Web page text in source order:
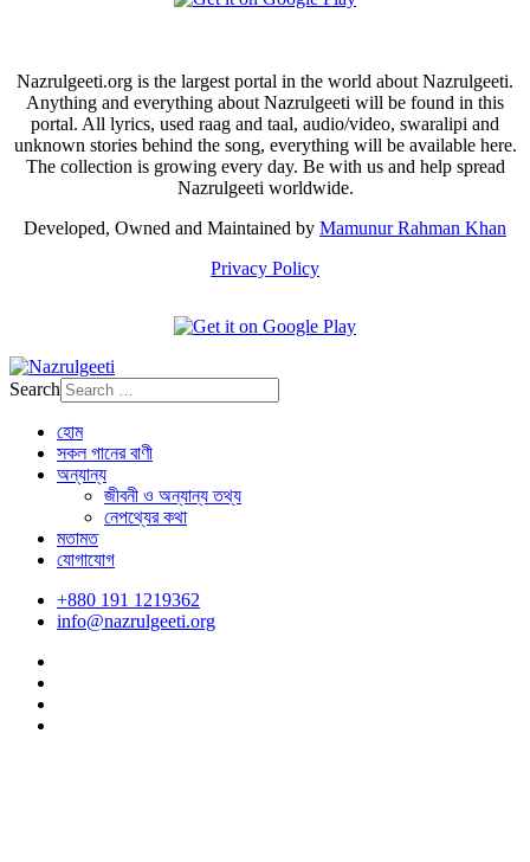
Nazrulgeeti.org is the largest portal in the world about Nazrulgeeti.
Anything and everything about Nazrulgeeti will be found in this
portal. All lyrics, used raag and taal, audio/video, swaralipi and
unknown stories behind the song, everything will be available here.
The collection is growing every day. Be with us and help spread
Nazrulgeeti worldwide.
Developed, Owned and Maintained by Mamunur Rahman Khan
Privacy Policy
Search
হোম
সকল গানের বাণী
অন্যান্য
জীবনী ও অন্যান্য তথ্য
নেপথ্যের কথা
মতামত
যোগাযোগ
+880 191 1219362
info@nazrulgeeti.org